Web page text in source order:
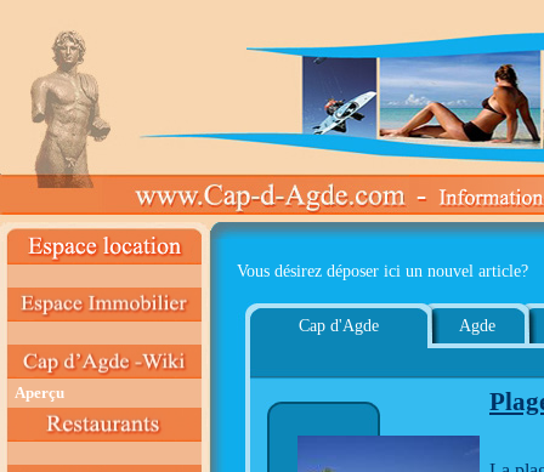
Aperçu
Vous désirez déposer ici un nouvel article?
Cap d'Agde Agde